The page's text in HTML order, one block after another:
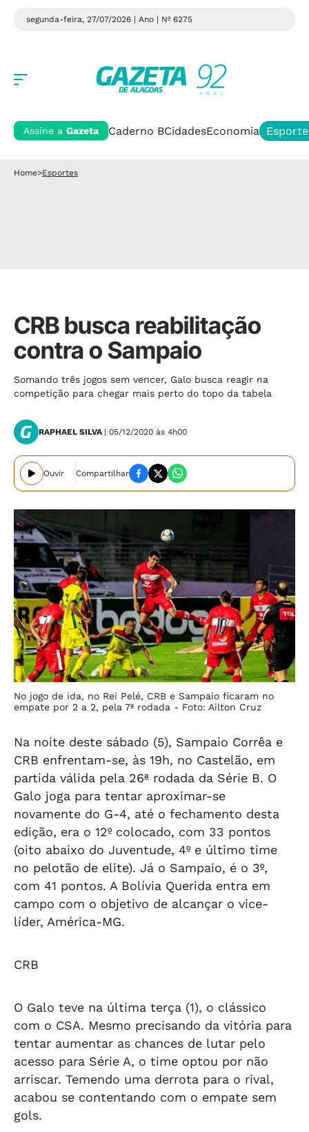
segunda-feira, 27/07/2026 | Ano | Nº 6275
Assine a Gazeta Caderno BCidadesEconomia
Home>Esportes
CRB busca reabilitação
contra o Sampaio
Somando três jogos sem vencer, Galo busca reagir na
competição para chegar mais perto do topo da tabela
RAPHAEL SILVA | 05/12/2020 às 4h00
Ouvir Compartilhar
No jogo de ida, no Rei Pelé, CRB e Sampaio ficaram no
empate por 2 a 2, pela 7ª rodada - Foto: Ailton Cruz
Na noite deste sábado (5), Sampaio Corrêa e
CRB enfrentam-se, às 19h, no Castelão, em
partida válida pela 26ª rodada da Série B. O
Galo joga para tentar aproximar-se
novamente do G-4, até o fechamento desta
edição, era o 12º colocado, com 33 pontos
(oito abaixo do Juventude, 4º e último time
no pelotão de elite). Já o Sampaio, é o 3º,
com 41 pontos. A Bolívia Querida entra em
campo com o objetivo de alcançar o vice-
líder, América-MG.
CRB
O Galo teve na última terça (1), o clássico
com o CSA. Mesmo precisando da vitória para
tentar aumentar as chances de lutar pelo
acesso para Série A, o time optou por não
arriscar. Temendo uma derrota para o rival,
acabou se contentando com o empate sem
gols.